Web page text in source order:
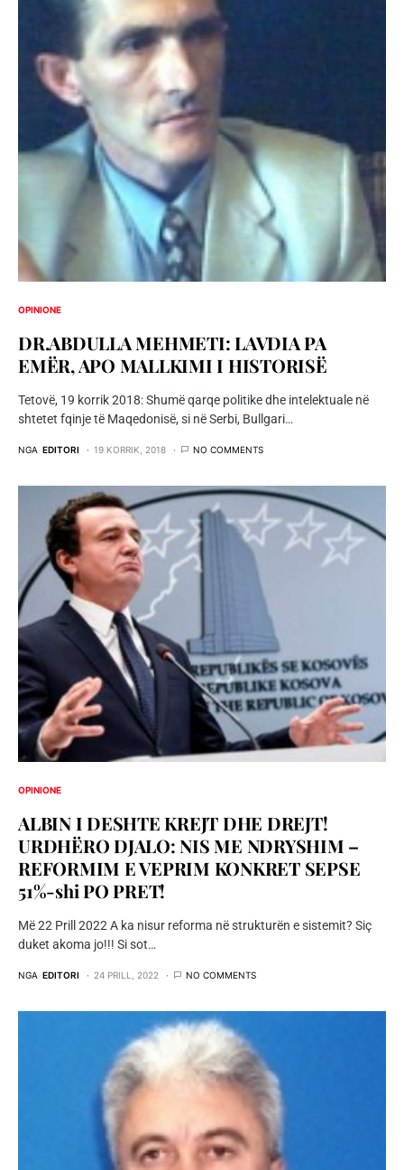
OPINIONE
DR.ABDULLA MEHMETI: LAVDIA PA
EMËR, APO MALLKIMI I HISTORISË
Tetovë, 19 korrik 2018: Shumë qarqe politike dhe intelektuale në
shtetet fqinje të Maqedonisë, si në Serbi, Bullgari…
NGA EDITORI 19 KORRIK, 2018 NO COMMENTS
OPINIONE
ALBIN I DESHTE KREJT DHE DREJT!
URDHËRO DJALO: NIS ME NDRYSHIM –
REFORMIM E VEPRIM KONKRET SEPSE
51%-shi PO PRET!
Më 22 Prill 2022 A ka nisur reforma në strukturën e sistemit? Siç
duket akoma jo!!! Si sot…
NGA EDITORI 24 PRILL, 2022 NO COMMENTS